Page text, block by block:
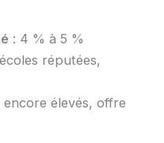
: 4 % à 5 %
réputées,
encore élevés, offre